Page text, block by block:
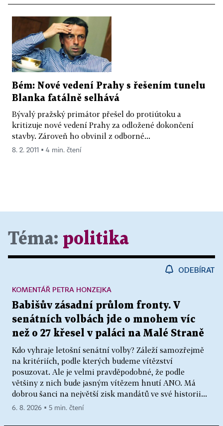
Bém: Nové vedení Prahy s řešením tunelu
Blanka fatálně selhává
Bývalý pražský primátor přešel do protiútoku a
kritizuje nové vedení Prahy za odložené dokončení
stavby. Zároveň ho obvinil z odborné...
8. 2. 2011 ▪ 4 min. čtení
Téma: politika
ODEBÍRAT
Babišův zásadní průlom fronty. V
senátních volbách jde o mnohem víc
než o 27 křesel v paláci na Malé Straně
Kdo vyhraje letošní senátní volby? Záleží samozřejmě
na kritériích, podle kterých budeme vítězství
posuzovat. Ale je velmi pravděpodobné, že podle
většiny z nich bude jasným vítězem hnutí ANO. Má
dobrou šanci na největší zisk mandátů ve své historii...
KOMENTÁŘ PETRA HONZEJKA
6. 8. 2026 ▪ 5 min. čtení